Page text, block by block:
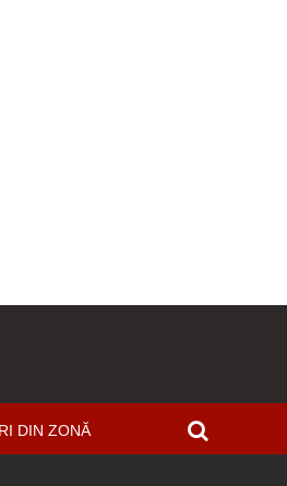
DIN ZONĂ